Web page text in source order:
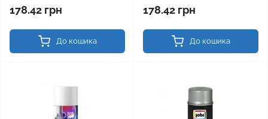
178.42 грн
До кошика
178.42 грн
До кошика